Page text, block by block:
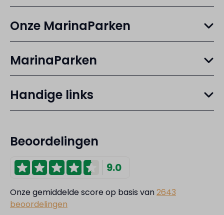
Onze MarinaParken
MarinaParken
Handige links
Beoordelingen
9.0
Onze gemiddelde score op basis van2643
beoordelingen